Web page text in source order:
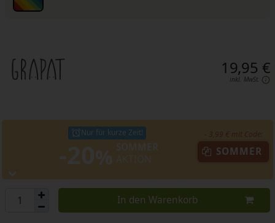
19,95 €
inkl. MwSt.
Nur für kurze Zeit!
SOMMER
In den Warenkorb